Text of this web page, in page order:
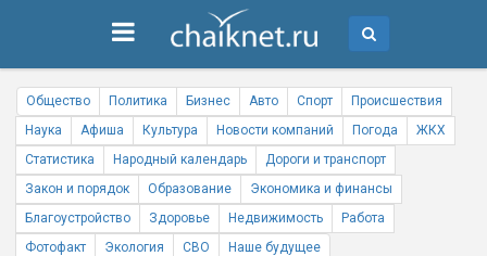
Общество Политика Бизнес Авто Спорт
Происшествия
Наука
Афиша Культура Новости компаний Погода
ЖКХ
Статистика
Народный календарь
Дороги и транспорт
Закон и порядок
Образование
Экономика и финансы
Благоустройство
Здоровье Недвижимость
Работа
Фотофакт
Экология СВО Наше будущее